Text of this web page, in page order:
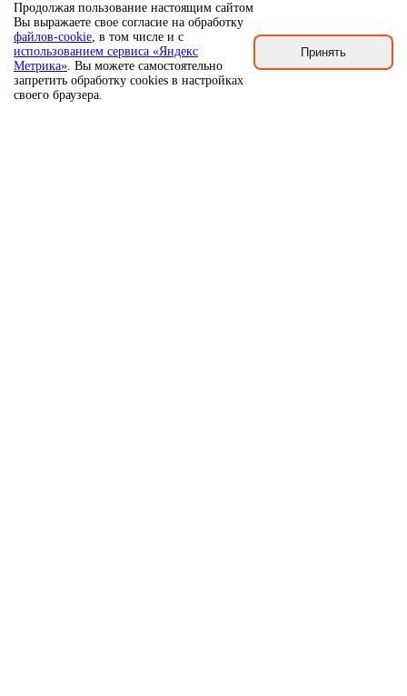
Продолжая пользование настоящим сайтом
Вы выражаете свое согласие на обработку
файлов-cookie, в том числе и с
использованием сервиса «Яндекс
Метрика». Вы можете самостоятельно
запретить обработку cookies в настройках
своего браузера.
Принять